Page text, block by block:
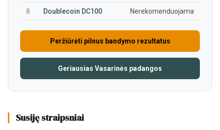
8. Doublecoin DC100 Nerekomenduojama
Peržiūrėti pilnus bandymo rezultatus
Geriausias Vasarinės padangos
Susiję straipsniai